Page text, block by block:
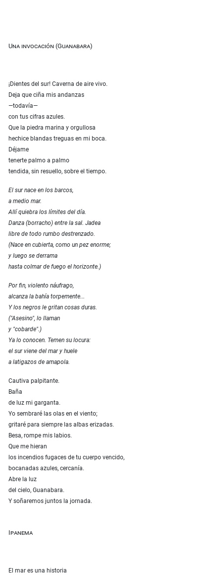
Una invocación (Guanabara)
¡Dientes del sur! Caverna de aire vivo.
Deja que ciña mis andanzas
—todavía—
con tus cifras azules.
Que la piedra marina y orgullosa
hechice blandas treguas en mi boca.
Déjame
tenerte palmo a palmo
tendida, sin resuello, sobre el tiempo.
El sur nace en los barcos,
a medio mar.
Allí quiebra los límites del día.
Danza (borracho) entre la sal. Jadea
libre de todo rumbo destrenzado.
(Nace en cubierta, como un pez enorme;
y luego se derrama
hasta colmar de fuego el horizonte.)
Por fin, violento náufrago,
alcanza la bahía torpemente...
Y los negros le gritan cosas duras.
("Asesino", lo llaman
y "cobarde".)
Ya lo conocen. Temen su locura:
el sur viene del mar y huele
a latigazos de amapola.
Cautiva palpitante.
Baña
de luz mi garganta.
Yo sembraré las olas en el viento;
gritaré para siempre las albas erizadas.
Besa, rompe mis labios.
Que me hieran
los incendios fugaces de tu cuerpo vencido,
bocanadas azules, cercanía.
Abre la luz
del cielo, Guanabara.
Y soñaremos juntos la jornada.
Ipanema
El mar es una historia